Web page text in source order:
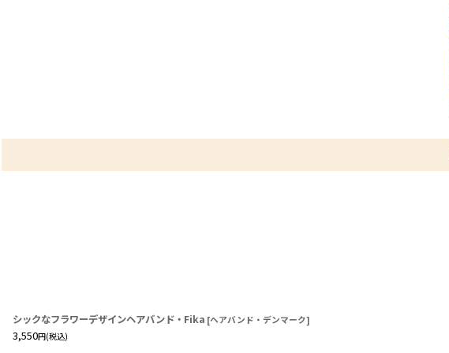
シックなフラワーデザインヘアバンド・Fika [ヘアバンド・デンマーク]
3,550円(税込)